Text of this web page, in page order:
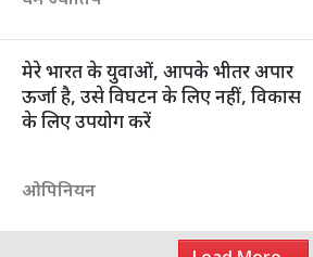
मेरे भारत के युवाओं, आपके भीतर अपार
ऊर्जा है, उसे विघटन के लिए नहीं, विकास
के लिए उपयोग करें
ओपिनियन